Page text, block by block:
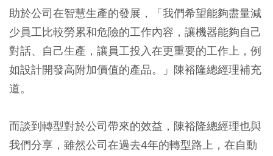
助於公司在智慧生產的發展，「我們希望能夠盡量減
少員工比較勞累和危險的工作內容，讓機器能夠自己
對話、自己生產，讓員工投入在更重要的工作上，例
如設計開發高附加價值的產品。」陳裕隆總經理補充
道。
而談到轉型對於公司帶來的效益，陳裕隆總經理也與
我們分享，雖然公司在過去4年的轉型路上，在自動